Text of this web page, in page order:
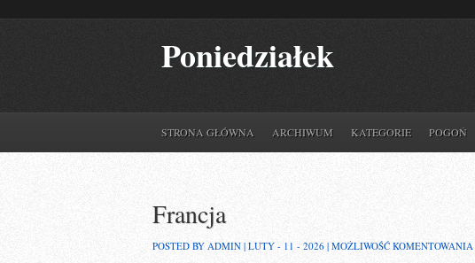
Poniedziałek
STRONA GŁÓWNA ARCHIWUM KATEGORIE POGOŃ
Francja
POSTED BY ADMIN | LUTY - 11 - 2026 | MOŻLIWOŚĆ KOMENTOWANIA